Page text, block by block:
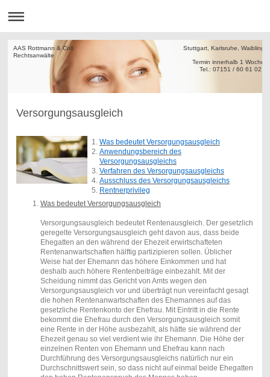
AAS Rottmann & Coll. Stuttgart, Karlsruhe,
Termin
Tel.: 07151 / 60 61 02
Versorgungsausgleich
Was bedeutet Versorgungsausgleich
Anwendungsbereich des
Versorgungsausgleichs
Verfahren des Versorgungsausgleichs
Ausschluss des Versorgungsausgleichs
Rentnerprivileg
Was bedeutet Versorgungsausgleich
Versorgungsausgleich bedeutet Rentenausgleich. Der gesetzlich
geregelte Versorgungsausgleich geht davon aus, dass beide
Ehegatten an den während der Ehezeit erwirtschafteten
Rentenanwartschaften hälftig partizipieren sollen. Üblicher
Weise hat der Ehemann das höhere Einkommen und hat
deshalb auch höhere Rentenbeiträge einbezahlt. Mit der
Scheidung nimmt das Gericht von Amts wegen den
Versorgungsausgleich vor und überträgt nun vereinfacht gesagt
die hohen Rentenanwartschaften des Ehemannes auf das
gesetzliche Rentenkonto der Ehefrau. Mit Eintritt in die Rente
bekommt die Ehefrau durch den Versorgungsausgleich somit
eine Rente in der Höhe ausbezahlt, als hätte sie während der
Ehezeit genau so viel verdient wie ihr Ehemann. Die Höhe der
einzelnen Renten von Ehemann und Ehefrau kann nach
Durchführung des Versorgungsausgleichs natürlich nur ein
Durchschnittswert sein, so dass nicht auf einmal beide Ehegatten